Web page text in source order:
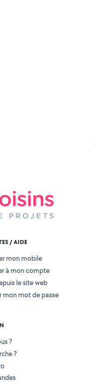
/ AIDE
mon mobile
à mon compte
le site web
mot de passe
?
?